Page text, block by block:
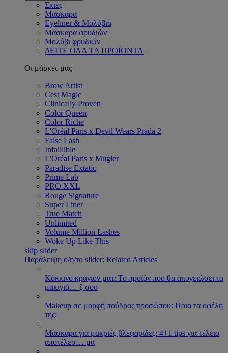
Σκιές
Μάσκαρα
Eyeliner & Μολύβια
Μάσκαρα φρυδιών
Μολύβι φρυδιών
ΔΕΙΤΕ ΟΛΑ ΤΑ ΠΡΟΪΟΝΤΑ
Οι μάρκες μας
Brow Artist
Cest Magic
Clinically Proven
Color Queen
Color Riche
L'Oréal Paris x Devil Wears Prada 2
False Lash
Infaillible
L'Oréal Paris x Mugler
Paradise Extatic
Prime Lab
PRO XXL
Rouge Signature
Super Liner
True Match
Unlimited
Volume Million Lashes
Woke Up Like This
skip slider
Παράλειψη ο/η/το slider: Related Articles
Κόκκινο κραγιόν ματ: Το προϊόν που θα απογειώσει το
μακιγιά… ζ σου
Makeup σε μορφή πούδρας προσώπου: Ποια τα οφέλη
της;
Μάσκαρα για μακριές βλεφαρίδες: 4+1 tips για τέλειο
αποτέλεσ… μα